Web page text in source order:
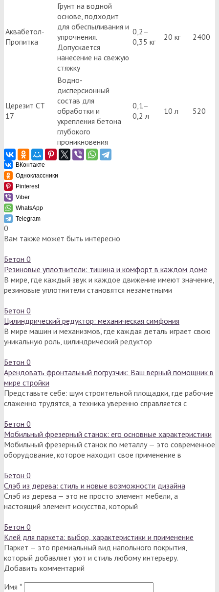
Аквабетол-
Пропитка
Грунт на водной
основе, подходит
для обеспыливания и
упрочнения.
Допускается
нанесение на свежую
стяжку
0,2–
0,35 кг
20 кг 2400
Церезит СТ
17
Водно-
дисперсионный
состав для
обработки и
укрепления бетона
глубокого
проникновения
0,1–
0,2 л
10 л 520
ВКонтакте
Одноклассники
Pinterest
Viber
WhatsApp
Telegram
0
Вам также может быть интересно
Бетон 0
Резиновые уплотнители: тишина и комфорт в каждом доме
В мире, где каждый звук и каждое движение имеют значение,
резиновые уплотнители становятся незаметными
Бетон 0
Цилиндрический редуктор: механическая симфония
В мире машин и механизмов, где каждая деталь играет свою
уникальную роль, цилиндрический редуктор
Бетон 0
Арендовать фронтальный погрузчик: Ваш верный помощник в
мире стройки
Представьте себе: шум строительной площадки, где рабочие
слаженно трудятся, а техника уверенно справляется с
Бетон 0
Мобильный фрезерный станок: его основные характеристики
Мобильный фрезерный станок по металлу — это современное
оборудование, которое находит свое применение в
Бетон 0
Слэб из дерева: стиль и новые возможности дизайна
Слэб из дерева — это не просто элемент мебели, а
настоящий элемент искусства, который
Бетон 0
Клей для паркета: выбор, характеристики и применение
Паркет — это премиальный вид напольного покрытия,
который добавляет уют и стиль любому интерьеру.
Добавить комментарий
Имя *